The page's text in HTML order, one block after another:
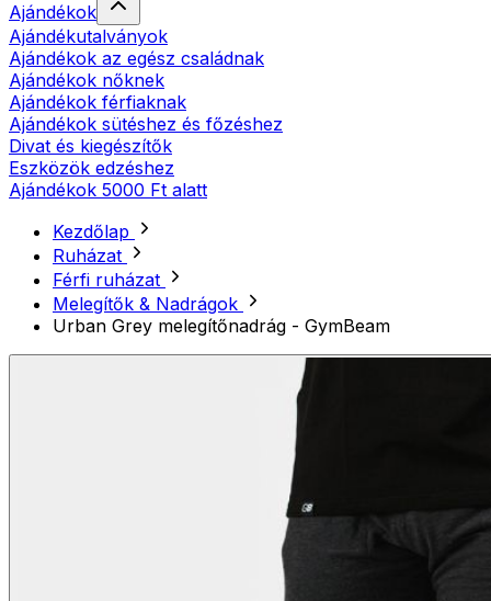
Ajándékok
Ajándékutalványok
Ajándékok az egész családnak
Ajándékok nőknek
Ajándékok férfiaknak
Ajándékok sütéshez és főzéshez
Divat és kiegészítők
Eszközök edzéshez
Ajándékok 5000 Ft alatt
Kezdőlap
Ruházat
Férfi ruházat
Melegítők & Nadrágok
Urban Grey melegítőnadrág - GymBeam